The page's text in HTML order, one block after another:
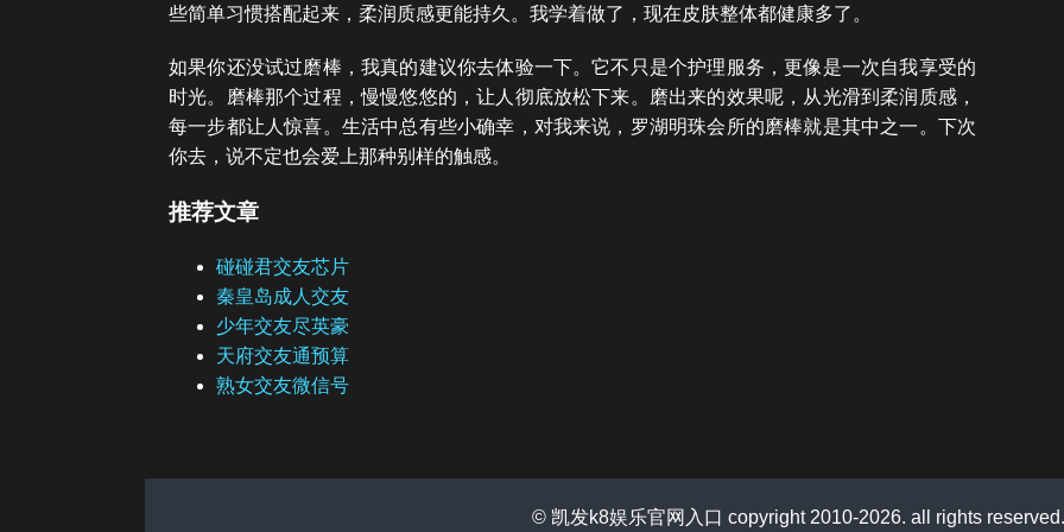
些简单习惯搭配起来，柔润质感更能持久。我学着做了，现在皮肤整体都健康多了。
如果你还没试过磨棒，我真的建议你去体验一下。它不只是个护理服务，更像是一次自我享受的
时光。磨棒那个过程，慢慢悠悠的，让人彻底放松下来。磨出来的效果呢，从光滑到柔润质感，
每一步都让人惊喜。生活中总有些小确幸，对我来说，罗湖明珠会所的磨棒就是其中之一。下次
你去，说不定也会爱上那种别样的触感。
推荐文章
碰碰君交友芯片
秦皇岛成人交友
少年交友尽英豪
天府交友通预算
熟女交友微信号
© 凯发k8娱乐官网入口 copyright 2010-2026. all rights reserved.